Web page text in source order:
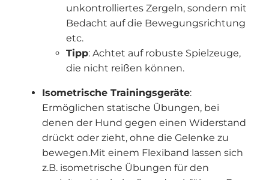
unkontrolliertes Zergeln, sondern mit
Bedacht auf die Bewegungsrichtung
etc.
Tipp: Achtet auf robuste Spielzeuge,
die nicht reißen können.
Isometrische Trainingsgeräte:
Ermöglichen statische Übungen, bei
denen der Hund gegen einen Widerstand
drückt oder zieht, ohne die Gelenke zu
bewegen.Mit einem Flexiband lassen sich
z.B. isometrische Übungen für den